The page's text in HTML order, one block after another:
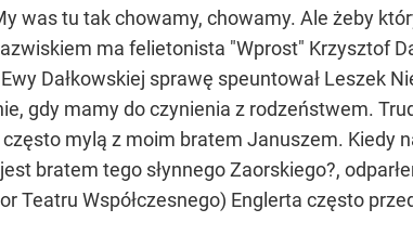
was tu tak chowamy, chowamy. Ale żeby
ma felietonista "Wprost" Krzysztof
Dałkowskiej sprawę speuntował Leszek
gdy mamy do czynienia z rodzeństwem.
mylą z moim bratem Januszem. Kiedy
bratem tego słynnego Zaorskiego?,
Teatru Współczesnego) Englerta często